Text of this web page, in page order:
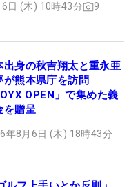
日 (木) 10時43分 9
出身の秋吉翔太と重永亜
が熊本県庁を訪問
OPEN」で集めた義
を贈呈
年8月6日 (木) 18時43分